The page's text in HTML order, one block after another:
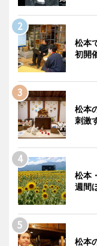
松本
初開
松本
刺激
松本
週間
松本